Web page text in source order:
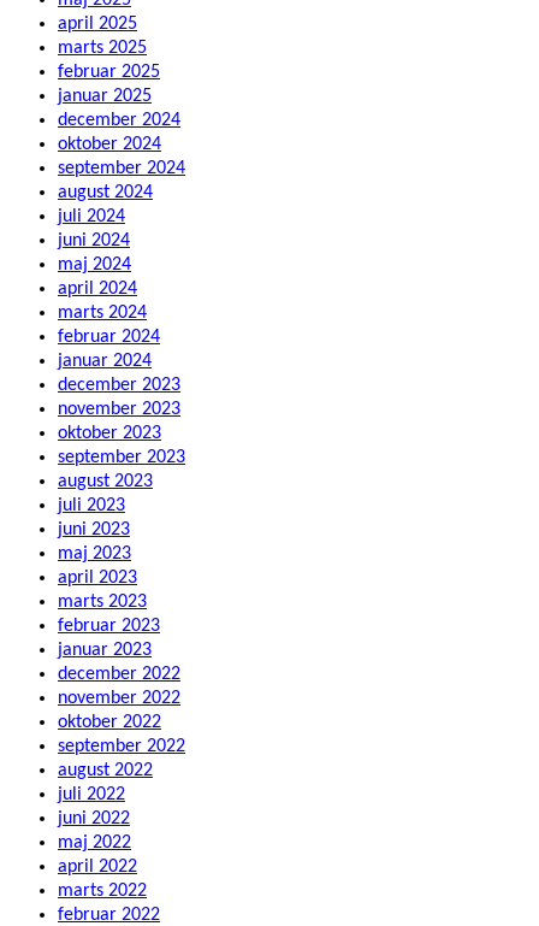
april 2025
marts 2025
februar 2025
januar 2025
december 2024
oktober 2024
september 2024
august 2024
juli 2024
juni 2024
maj 2024
april 2024
marts 2024
februar 2024
januar 2024
december 2023
november 2023
oktober 2023
september 2023
august 2023
juli 2023
juni 2023
maj 2023
april 2023
marts 2023
februar 2023
januar 2023
december 2022
november 2022
oktober 2022
september 2022
august 2022
juli 2022
juni 2022
maj 2022
april 2022
marts 2022
februar 2022